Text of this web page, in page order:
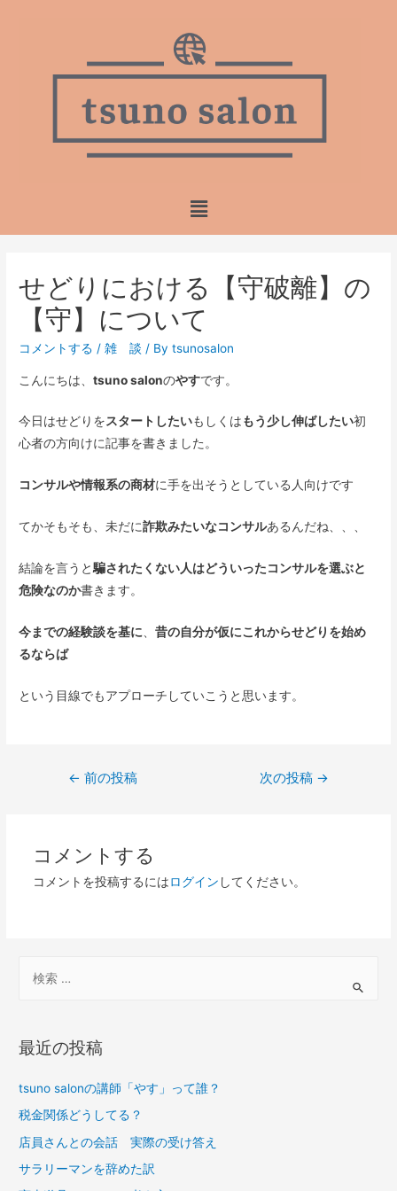
せどりにおける【守破離】の
【守】について
コメントする /雑 談 / Bytsunosalon
こんにちは、tsuno salonのやすです。
今日はせどりをスタートしたいもしくはもう少し伸ばしたい初
心者の方向けに記事を書きました。
コンサルや情報系の商材に手を出そうとしている人向けです
てかそもそも、未だに詐欺みたいなコンサルあるんだね、、、
結論を言うと騙されたくない人はどういったコンサルを選ぶと
危険なのか書きます。
今までの経験談を基に 、昔の自分が仮にこれからせどりを始め
るならば
という目線でもアプローチしていこうと思います。
← 前の投稿 次の投稿 →
コメントする
コメントを投稿するにはログイン してください。
最近の投稿
tsuno salonの講師「やす」って誰？
税金関係どうしてる？
店員さんとの会話 実際の受け答え
サラリーマンを辞めた訳